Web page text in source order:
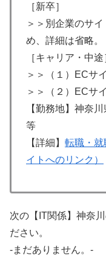
［新卒］
＞＞別企業のサ
め、詳細は省略。
［キャリア・中途
＞＞（１）ECサ
＞＞（２）ECサ
【勤務地】神奈
等
【詳細】 転職・就
イトへのリンク）
次の【IT関係】神奈
ださい。
-まだありません。-